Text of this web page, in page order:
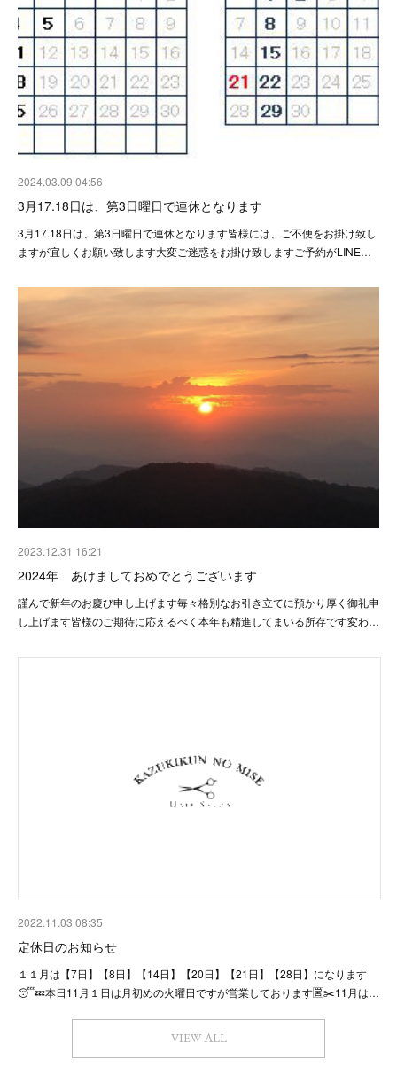
2024.03.09 04:56
3月17.18日は、第3日曜日で連休となります
3月17.18日は、第3日曜日で連休となります皆様には、ご不便をお掛け致し
ますが宜しくお願い致します大変ご迷惑をお掛け致しますご予約がLINE…
2023.12.31 16:21
2024年 あけましておめでとうございます
謹んで新年のお慶び申し上げます毎々格別なお引き立てに預かり厚く御礼申
し上げます皆様のご期待に応えるべく本年も精進してまいる所存です変わ…
2022.11.03 08:35
定休日のお知らせ
１１月は【7日】【8日】【14日】【20日】【21日】【28日】になります
😴💤本日11月１日は月初めの火曜日ですが営業しております🈺✂️11月は…
VIEW ALL